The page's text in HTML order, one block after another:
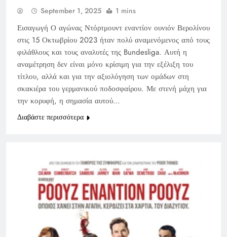
September 1, 2025 1 mins
Εισαγωγή Ο αγώνας Ντόρτμουντ εναντίον ουνιόν Βερολίνου
στις 15 Οκτωβρίου 2023 ήταν πολύ αναμενόμενος από τους
φιλάθλους και τους αναλυτές της Bundesliga. Αυτή η
αναμέτρηση δεν είναι μόνο κρίσιμη για την εξέλιξη του
τίτλου, αλλά και για την αξιολόγηση των ομάδων στη
σκακιέρα του γερμανικού ποδοσφαίρου. Με στενή μάχη για
την κορυφή, η σημασία αυτού…
Διαβάστε περισσότερα